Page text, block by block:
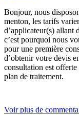
Bonjour, nous
menton, les tarifs
d’applicateur(s) allant
c’est pourquoi nous
pour une première
d’obtenir votre devis
consultation est
plan de traitement.
Voir plus de